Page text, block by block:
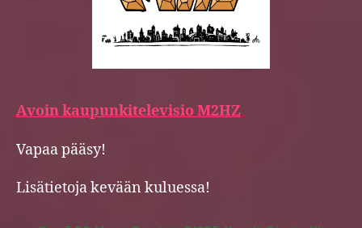
Avoin kaupunkitelevisio M2HZ
Vapaa pääsy!
Lisätietoja kevään kuluessa!